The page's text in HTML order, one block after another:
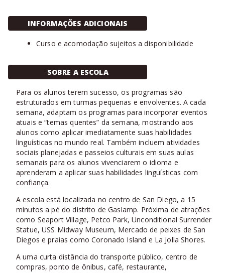
INFORMAÇÕES ADICIONAIS
Curso e acomodação sujeitos a disponibilidade
SOBRE A ESCOLA
Para os alunos terem sucesso, os programas são
estruturados em turmas pequenas e envolventes. A cada
semana, adaptam os programas para incorporar eventos
atuais e “temas quentes” da semana, mostrando aos
alunos como aplicar imediatamente suas habilidades
linguísticas no mundo real. Também incluem atividades
sociais planejadas e passeios culturais em suas aulas
semanais para os alunos vivenciarem o idioma e
aprenderam a aplicar suas habilidades linguísticas com
confiança.
A escola está localizada no centro de San Diego, a 15
minutos a pé do distrito de Gaslamp. Próxima de atrações
como Seaport Village, Petco Park, Unconditional Surrender
Statue, USS Midway Museum, Mercado de peixes de San
Diegos e praias como Coronado Island e La Jolla Shores.
A uma curta distância do transporte público, centro de
compras, ponto de ônibus, café, restaurante,